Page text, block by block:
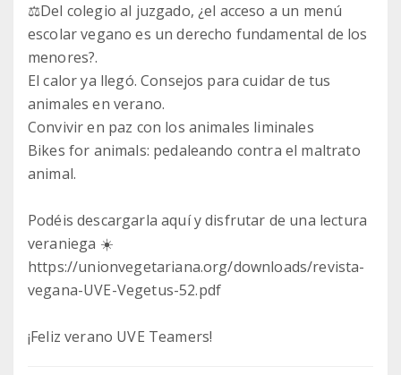
⚖️Del colegio al juzgado, ¿el acceso a un menú
escolar vegano es un derecho fundamental de los
menores?.
El calor ya llegó. Consejos para cuidar de tus
animales en verano.
Convivir en paz con los animales liminales
Bikes for animals: pedaleando contra el maltrato
animal.
Podéis descargarla aquí y disfrutar de una lectura
veraniega ☀️
https://unionvegetariana.org/downloads/revista-
vegana-UVE-Vegetus-52.pdf
¡Feliz verano UVE Teamers!